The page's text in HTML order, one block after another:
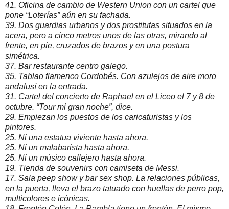
41. Oficina de cambio de Western Union con un cartel que
pone “Loterías” aún en su fachada.
39. Dos guardias urbanos y dos prostitutas situados en la
acera, pero a cinco metros unos de las otras, mirando al
frente, en pie, cruzados de brazos y en una postura
simétrica.
37. Bar restaurante centro galego.
35. Tablao flamenco Cordobés. Con azulejos de aire moro
andalusí en la entrada.
31. Cartel del concierto de Raphael en el Liceo el 7 y 8 de
octubre. “Tour mi gran noche”, dice.
29. Empiezan los puestos de los caricaturistas y los
pintores.
25. Ni una estatua viviente hasta ahora.
25. Ni un malabarista hasta ahora.
25. Ni un músico callejero hasta ahora.
19. Tienda de souvenirs con camiseta de Messi.
17. Sala peep show y bar sex shop. La relaciones públicas,
en la puerta, lleva el brazo tatuado con huellas de perro pop,
multicolores e icónicas.